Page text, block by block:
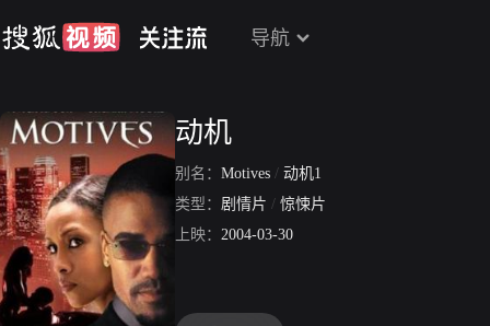
导航
动机
别名： Motives / 动机1
类型： 剧情片 / 惊悚片
上映： 2004-03-30